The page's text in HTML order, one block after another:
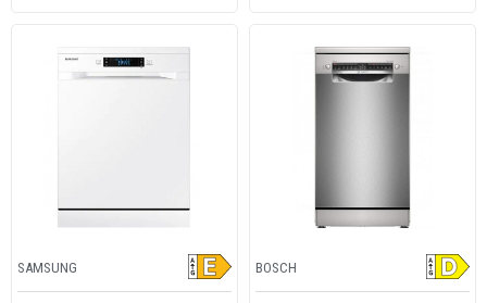
SAMSUNG BOSCH